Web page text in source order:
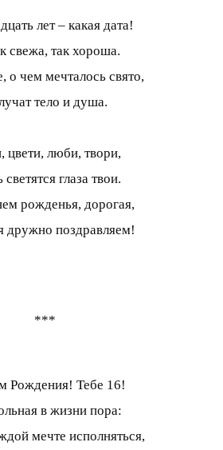
лет – какая дата!
свежа, так хороша.
о чем мечталось свято,
тело и душа.
цвети, люби, твори,
глаза твои.
рожденья, дорогая,
дружно поздравляем!
***
Рождения! Тебе 16!
в жизни пора:
мечте исполняться,